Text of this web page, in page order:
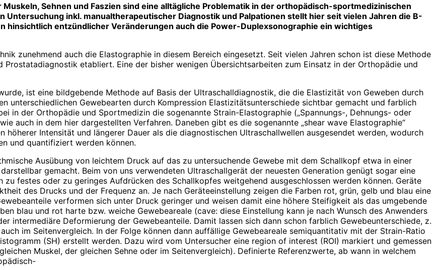
Sehnen und Faszien sind eine alltägliche Problematik in der orthopädisch-sportmedizinischen
inkl. manualtherapeutischer Diagnostik und Palpationen stellt hier seit vielen Jahren die B-
hinsichtlich entzündlicher Veränderungen auch die Power-Duplexsonographie ein wichtiges
zunehmend auch die Elastographie in diesem Bereich eingesetzt. Seit vielen Jahren schon ist diese Methode
Prostatadiagnostik etabliert. Eine der bisher wenigen Übersichts­arbeiten zum Einsatz in der Orthopädie und
ist eine bildgebende Methode auf Basis der Ultraschalldiagnostik, die die Elastizität von Geweben durch
unterschiedlichen Gewebearten durch Kompression Elastizitätsunterschiede sichtbar gemacht und farblich
in der Orthopädie und Sportmedizin die sogenannte Strain-Elastographie („Spannungs-, Dehnungs- oder
auch in dem hier dargestellten Verfahren. Daneben gibt es die sogenannte „shear wave Elastographie“
höherer Intensität und längerer Dauer als die diagnostischen Ultraschallwellen ausgesendet werden, wodurch
und quantifiziert werden können.
Ausübung von leichtem Druck auf das zu untersuchende Gewebe mit dem Schallkopf etwa in einer
gemacht. Beim von uns verwendeten Ultraschallgerät der neuesten Generation genügt sogar eine
festes oder zu geringes Aufdrücken des Schallkopfes weitgehend ausgeschlossen werden können. Geräte
des Drucks und der Frequenz an. Je nach Geräteeinstellung zeigen die Farben rot, grün, gelb und blau eine
verformen sich unter Druck geringer und weisen damit eine höhere Steifigkeit als das umge­bende
blau und rot harte bzw. weiche Gewebeareale (cave: diese Einstellung kann je nach Wunsch des Anwenders
intermediäre Deformierung der Gewebeanteile. Damit lassen sich dann schon farblich Gewebeunterschiede, z.
im Seitenvergleich. In der Folge können dann auffällige Gewebeareale semiquantitativ mit der Strain-Ratio
(SH) erstellt werden. Dazu wird vom Untersucher eine region of interest (ROI) markiert und gemessen
Muskel, der gleichen Sehne oder im Seitenvergleich). Definierte Referenzwerte, ab wann in welchem